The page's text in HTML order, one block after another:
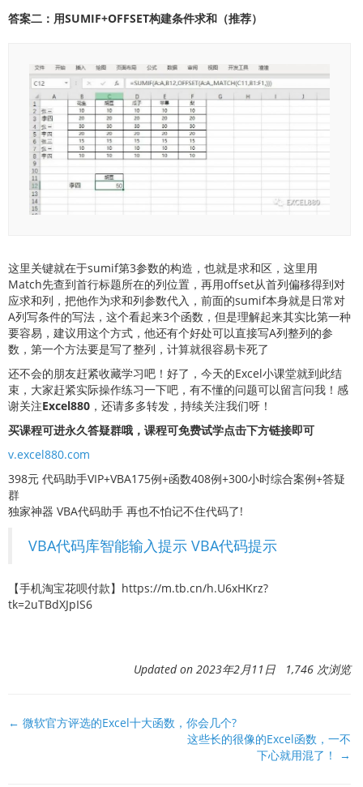
答案二：用SUMIF+OFFSET构建条件求和（推荐）
这里关键就在于sumif第3参数的构造，也就是求和区，这里用
Match先查到首行标题所在的列位置，再用offset从首列偏移得到对
应求和列，把他作为求和列参数代入，前面的sumif本身就是日常对
A列写条件的写法，这个看起来3个函数，但是理解起来其实比第一种
要容易，建议用这个方式，他还有个好处可以直接写A列整列的参
数，第一个方法要是写了整列，计算就很容易卡死了
还不会的朋友赶紧收藏学习吧！好了，今天的Excel小课堂就到此结
束，大家赶紧实际操作练习一下吧，有不懂的问题可以留言问我！感
谢关注Excel880 ，还请多多转发，持续关注我们呀！
买课程可进永久答疑群哦，课程可免费试学点击下方链接即可
v.excel880.com
398元 代码助手VIP+VBA175例+函数408例+300小时综合案例+答疑
群
独家神器 VBA代码助手 再也不怕记不住代码了!
VBA代码库智能输入提示 VBA代码提示
【手机淘宝花呗付款】https://m.tb.cn/h.U6xHKrz?
tk=2uTBdXJpIS6
Updated on 2023年2月11日 1,746 次浏览
文
← 微软官方评选的Excel十大函数，你会几个?
这些长的很像的Excel函数，一不
下心就用混了！ →